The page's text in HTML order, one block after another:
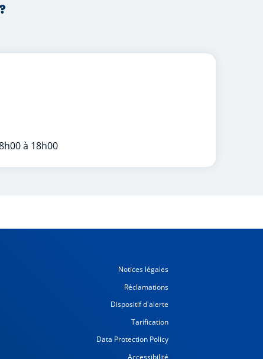
à 18h00
Notices légales
Réclamations
Dispositif d'alerte
Tarification
Data Protection Policy
Accessibilité